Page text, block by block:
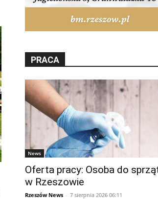
PRACA
News
Oferta pracy: Osoba do
w Rzeszowie
Rzeszów News - 7 sierpnia 2026 06:11